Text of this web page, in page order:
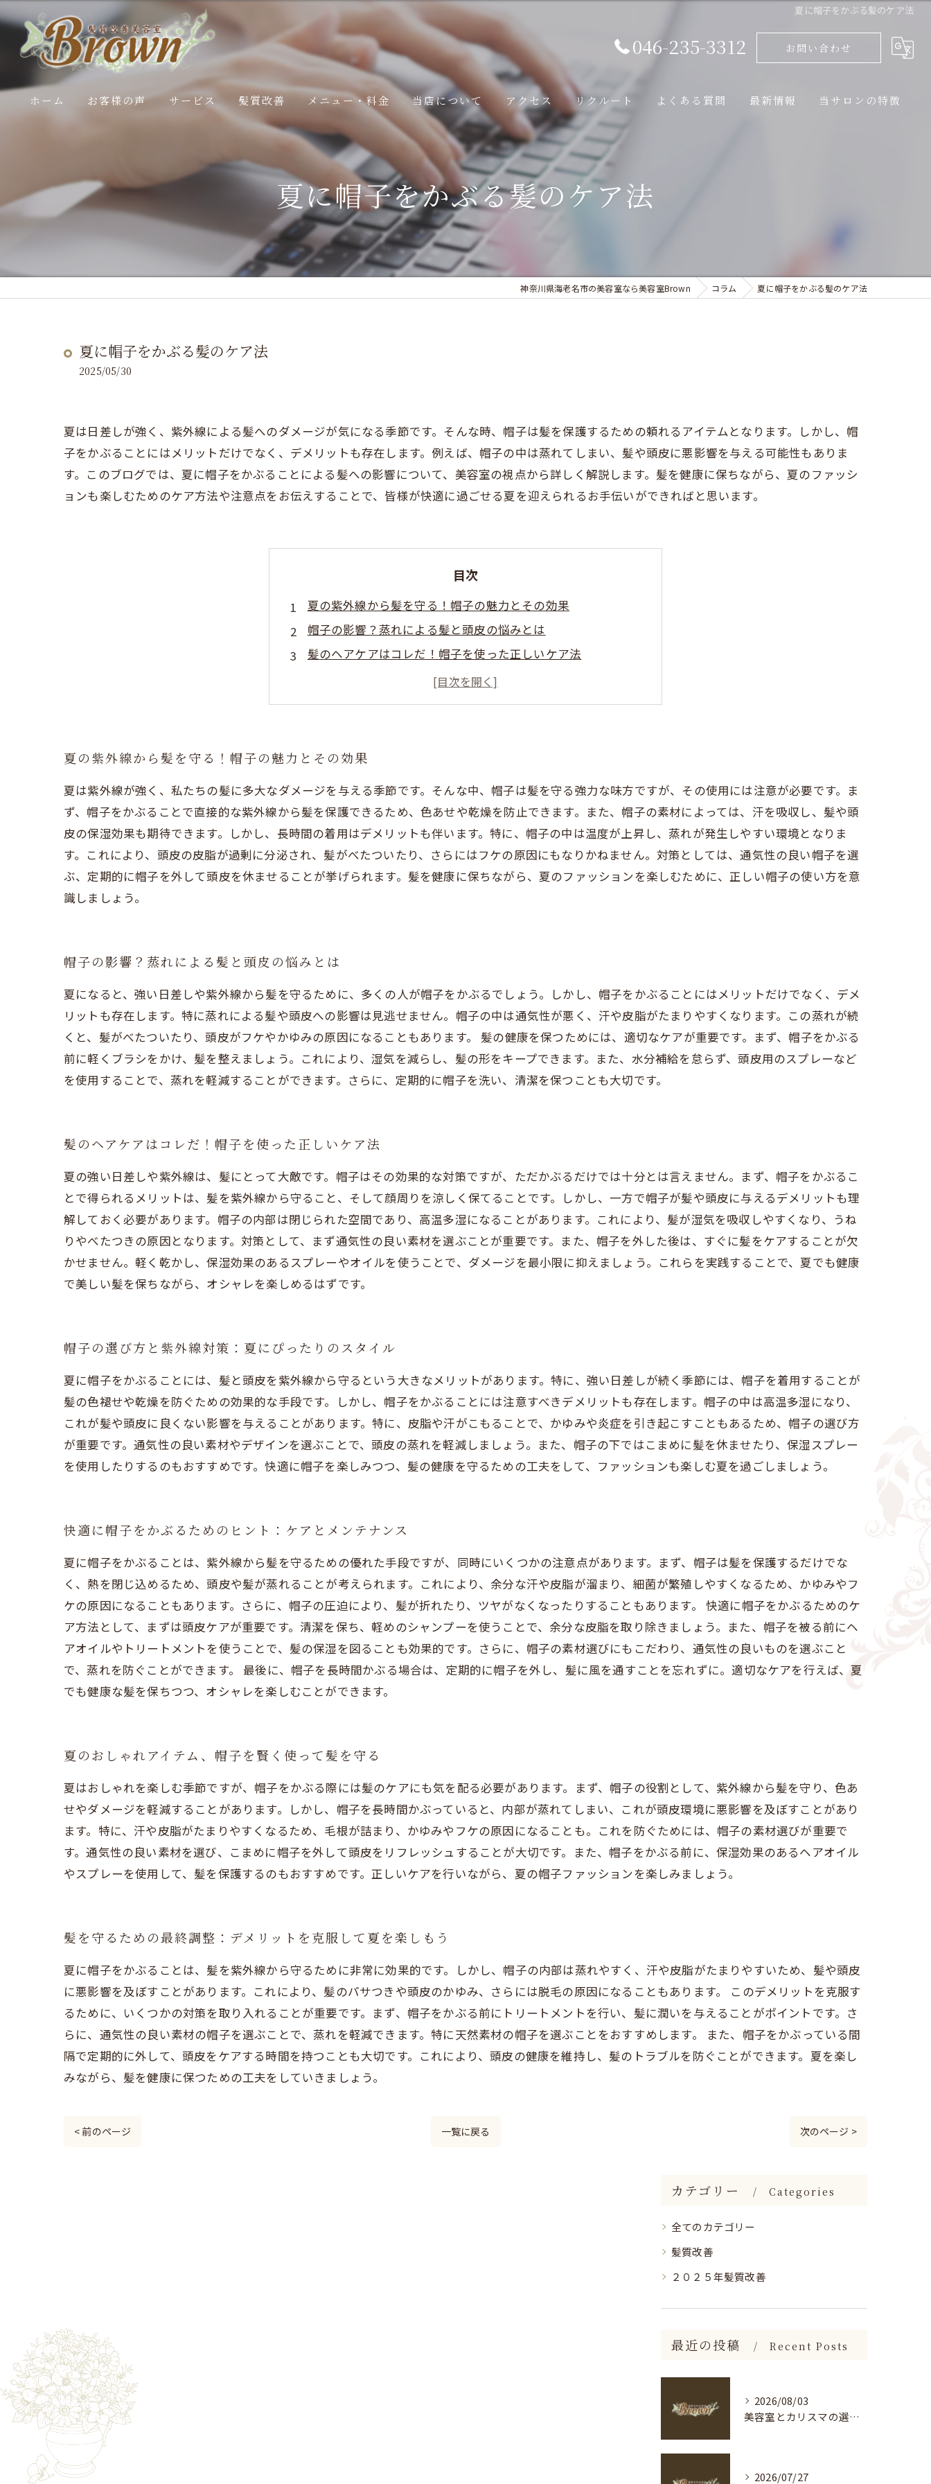
夏に帽子をかぶる髪のケア法
046-235-3312 お問い合わせ
ホーム お客様の声 サービス
エステコースの流れ
髪質改善
50代髪のお悩みページ
40代髪のお悩みページ
30代髪のお悩みページ
20代髪のお悩みページ
メニュー・料金 当店について
スタッフ
コンセプト
Brown​のこだわり
LINE予約の手順
アクセス リクルート よくある質問 最新情報 当サロンの特徴
ヘッドスパ
夏に帽子をかぶる髪のケア法
神奈川県海老名市の美容室なら美容室Brown コラム 夏に帽子をかぶる髪のケア法
夏に帽子をかぶる髪のケア法
2025/05/30
夏は日差しが強く、紫外線による髪へのダメージが気になる季節です。そんな時、帽子は髪を保護するための頼れるアイテムとなります。しかし、帽
子をかぶることにはメリットだけでなく、デメリットも存在します。例えば、帽子の中は蒸れてしまい、髪や頭皮に悪影響を与える可能性もありま
す。このブログでは、夏に帽子をかぶることによる髪への影響について、美容室の視点から詳しく解説します。髪を健康に保ちながら、夏のファッシ
ョンも楽しむためのケア方法や注意点をお伝えすることで、皆様が快適に過ごせる夏を迎えられるお手伝いができればと思います。
目次
夏の紫外線から髪を守る！帽子の魅力とその効果
帽子の影響？蒸れによる髪と頭皮の悩みとは
髪のヘアケアはコレだ！帽子を使った正しいケア法
帽子の選び方と紫外線対策：夏にぴったりのスタイル
快適に帽子をかぶるためのヒント：ケアとメンテナンス
髪を守るための最終調整：デメリットを克服して夏を楽しもう
夏の紫外線から髪を守る！帽子の魅力とその効果
夏は紫外線が強く、私たちの髪に多大なダメージを与える季節です。そんな中、帽子は髪を守る強力な味方ですが、その使用には注意が必要です。ま
ず、帽子をかぶることで直接的な紫外線から髪を保護できるため、色あせや乾燥を防止できます。また、帽子の素材によっては、汗を吸収し、髪や頭
皮の保湿効果も期待できます。しかし、長時間の着用はデメリットも伴います。特に、帽子の中は温度が上昇し、蒸れが発生しやすい環境となりま
す。これにより、頭皮の皮脂が過剰に分泌され、髪がべたついたり、さらにはフケの原因にもなりかねません。対策としては、通気性の良い帽子を選
ぶ、定期的に帽子を外して頭皮を休ませることが挙げられます。髪を健康に保ちながら、夏のファッションを楽しむために、正しい帽子の使い方を意
識しましょう。
帽子の影響？蒸れによる髪と頭皮の悩みとは
夏になると、強い日差しや紫外線から髪を守るために、多くの人が帽子をかぶるでしょう。しかし、帽子をかぶることにはメリットだけでなく、デメ
リットも存在します。特に蒸れによる髪や頭皮への影響は見逃せません。帽子の中は通気性が悪く、汗や皮脂がたまりやすくなります。この蒸れが続
くと、髪がべたついたり、頭皮がフケやかゆみの原因になることもあります。 髪の健康を保つためには、適切なケアが重要です。まず、帽子をかぶる
前に軽くブラシをかけ、髪を整えましょう。これにより、湿気を減らし、髪の形をキープできます。また、水分補給を怠らず、頭皮用のスプレーなど
を使用することで、蒸れを軽減することができます。さらに、定期的に帽子を洗い、清潔を保つことも大切です。
髪のヘアケアはコレだ！帽子を使った正しいケア法
夏の強い日差しや紫外線は、髪にとって大敵です。帽子はその効果的な対策ですが、ただかぶるだけでは十分とは言えません。まず、帽子をかぶるこ
とで得られるメリットは、髪を紫外線から守ること、そして顔周りを涼しく保てることです。しかし、一方で帽子が髪や頭皮に与えるデメリットも理
解しておく必要があります。帽子の内部は閉じられた空間であり、高温多湿になることがあります。これにより、髪が湿気を吸収しやすくなり、うね
りやべたつきの原因となります。対策として、まず通気性の良い素材を選ぶことが重要です。また、帽子を外した後は、すぐに髪をケアすることが欠
かせません。軽く乾かし、保湿効果のあるスプレーやオイルを使うことで、ダメージを最小限に抑えましょう。これらを実践することで、夏でも健康
で美しい髪を保ちながら、オシャレを楽しめるはずです。
帽子の選び方と紫外線対策：夏にぴったりのスタイル
夏に帽子をかぶることには、髪と頭皮を紫外線から守るという大きなメリットがあります。特に、強い日差しが続く季節には、帽子を着用することが
髪の色褪せや乾燥を防ぐための効果的な手段です。しかし、帽子をかぶることには注意すべきデメリットも存在します。帽子の中は高温多湿になり、
これが髪や頭皮に良くない影響を与えることがあります。特に、皮脂や汗がこもることで、かゆみや炎症を引き起こすこともあるため、帽子の選び方
が重要です。通気性の良い素材やデザインを選ぶことで、頭皮の蒸れを軽減しましょう。また、帽子の下ではこまめに髪を休ませたり、保湿スプレー
を使用したりするのもおすすめです。快適に帽子を楽しみつつ、髪の健康を守るための工夫をして、ファッションも楽しむ夏を過ごしましょう。
快適に帽子をかぶるためのヒント：ケアとメンテナンス
夏に帽子をかぶることは、紫外線から髪を守るための優れた手段ですが、同時にいくつかの注意点があります。まず、帽子は髪を保護するだけでな
く、熱を閉じ込めるため、頭皮や髪が蒸れることが考えられます。これにより、余分な汗や皮脂が溜まり、細菌が繁殖しやすくなるため、かゆみやフ
ケの原因になることもあります。さらに、帽子の圧迫により、髪が折れたり、ツヤがなくなったりすることもあります。 快適に帽子をかぶるためのケ
ア方法として、まずは頭皮ケアが重要です。清潔を保ち、軽めのシャンプーを使うことで、余分な皮脂を取り除きましょう。また、帽子を被る前にヘ
アオイルやトリートメントを使うことで、髪の保湿を図ることも効果的です。さらに、帽子の素材選びにもこだわり、通気性の良いものを選ぶこと
で、蒸れを防ぐことができます。 最後に、帽子を長時間かぶる場合は、定期的に帽子を外し、髪に風を通すことを忘れずに。適切なケアを行えば、夏
でも健康な髪を保ちつつ、オシャレを楽しむことができます。
夏のおしゃれアイテム、帽子を賢く使って髪を守る
夏はおしゃれを楽しむ季節ですが、帽子をかぶる際には髪のケアにも気を配る必要があります。まず、帽子の役割として、紫外線から髪を守り、色あ
せやダメージを軽減することがあります。しかし、帽子を長時間かぶっていると、内部が蒸れてしまい、これが頭皮環境に悪影響を及ぼすことがあり
ます。特に、汗や皮脂がたまりやすくなるため、毛根が詰まり、かゆみやフケの原因になることも。これを防ぐためには、帽子の素材選びが重要で
す。通気性の良い素材を選び、こまめに帽子を外して頭皮をリフレッシュすることが大切です。また、帽子をかぶる前に、保湿効果のあるヘアオイル
やスプレーを使用して、髪を保護するのもおすすめです。正しいケアを行いながら、夏の帽子ファッションを楽しみましょう。
髪を守るための最終調整：デメリットを克服して夏を楽しもう
夏に帽子をかぶることは、髪を紫外線から守るために非常に効果的です。しかし、帽子の内部は蒸れやすく、汗や皮脂がたまりやすいため、髪や頭皮
に悪影響を及ぼすことがあります。これにより、髪のパサつきや頭皮のかゆみ、さらには脱毛の原因になることもあります。 このデメリットを克服す
るために、いくつかの対策を取り入れることが重要です。まず、帽子をかぶる前にトリートメントを行い、髪に潤いを与えることがポイントです。さ
らに、通気性の良い素材の帽子を選ぶことで、蒸れを軽減できます。特に天然素材の帽子を選ぶことをおすすめします。 また、帽子をかぶっている間
隔で定期的に外して、頭皮をケアする時間を持つことも大切です。これにより、頭皮の健康を維持し、髪のトラブルを防ぐことができます。夏を楽し
みながら、髪を健康に保つための工夫をしていきましょう。
< 前のページ 一覧に戻る 次のページ >
カテゴリー Categories
全てのカテゴリー
髪質改善
２０２５年髪質改善
最近の投稿 Recent Posts
2026/08/03
美容室とカリスマの選び方を神奈川県海老名市足柄下郡箱根町で徹底解説
2026/07/27